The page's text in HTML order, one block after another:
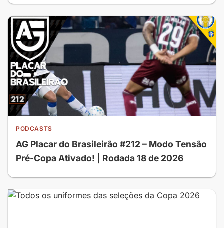
PODCASTS
AG Placar do Brasileirão #212 – Modo Tensão
Pré-Copa Ativado! | Rodada 18 de 2026